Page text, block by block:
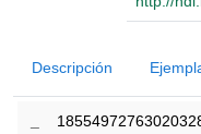
Descripción